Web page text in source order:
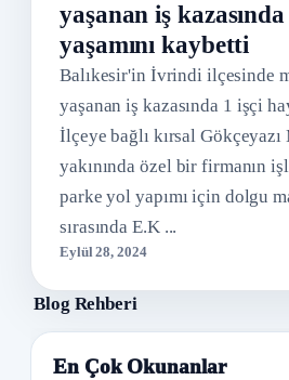
yaşanan iş
yaşamını kaybetti
Balıkesir'in İvrindi ilçesinde
yaşanan iş kazasında 1 işçi
İlçeye bağlı kırsal
yakınında özel bir firmanın
parke yol yapımı için dolgu
sırasında E.K ...
Eylül 28, 2024
Blog Rehberi
En Çok Okunanlar